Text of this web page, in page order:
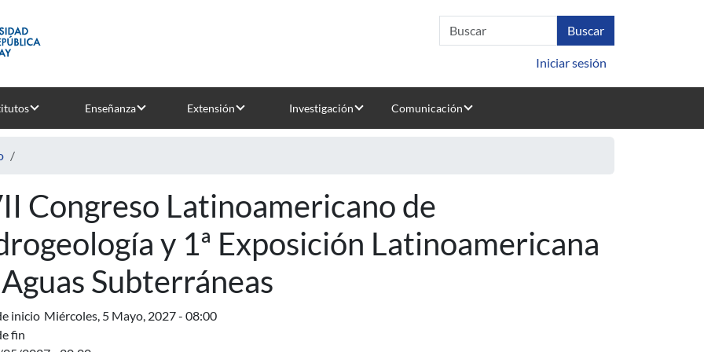
Iniciar sesión
Enseñanza Extensión Investigación Comunicación
Congreso Latinoamericano de
y 1ª Exposición Latinoamericana
Subterráneas
inicio Miércoles, 5 Mayo, 2027 - 08:00
fin